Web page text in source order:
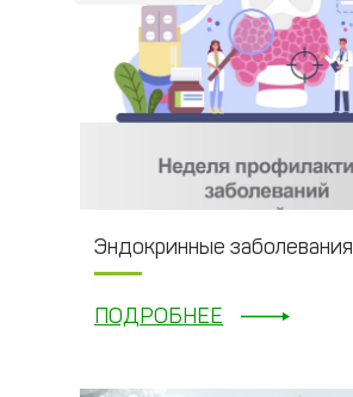
Эндокринные заболевания
ПОДРОБНЕЕ